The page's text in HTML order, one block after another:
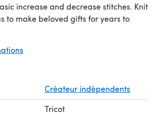
increase and decrease stitches. Knit
to make beloved gifts for years to
Tail • K = Knit Stitch • P = Purl Stitch
• P2Tog = Purl Two Stitches
• SSK = Slip, Slip, Knit to Decrease
Crèateur indèpendents
Tricot